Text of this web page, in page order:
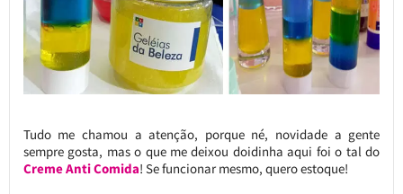
Tudo me chamou a atenção, porque né, novidade a gente
sempre gosta, mas o que me deixou doidinha aqui foi o tal do
Creme Anti Comida! Se funcionar mesmo, quero estoque!